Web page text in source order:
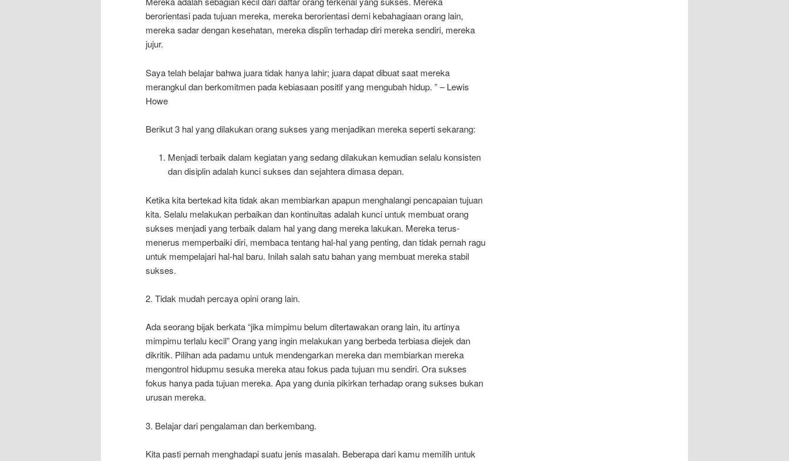
berorientasi pada tujuan mereka, mereka berorientasi demi kebahagiaan orang lain,
mereka sadar dengan kesehatan, mereka displin terhadap diri mereka sendiri, mereka
jujur.
Saya telah belajar bahwa juara tidak hanya lahir; juara dapat dibuat saat mereka
merangkul dan berkomitmen pada kebiasaan positif yang mengubah hidup. ” – Lewis
Howe
Berikut 3 hal yang dilakukan orang sukses yang menjadikan mereka seperti sekarang:
Menjadi terbaik dalam kegiatan yang sedang dilakukan kemudian selalu konsisten
dan disiplin adalah kunci sukses dan sejahtera dimasa depan.
Ketika kita bertekad kita tidak akan membiarkan apapun menghalangi pencapaian tujuan
kita. Selalu melakukan perbaikan dan kontinuitas adalah kunci untuk membuat orang
sukses menjadi yang terbaik dalam hal yang dang mereka lakukan. Mereka terus-
menerus memperbaiki diri, membaca tentang hal-hal yang penting, dan tidak pernah ragu
untuk mempelajari hal-hal baru. Inilah salah satu bahan yang membuat mereka stabil
sukses.
2. Tidak mudah percaya opini orang lain.
Ada seorang bijak berkata “jika mimpimu belum ditertawakan orang lain, itu artinya
mimpimu terlalu kecil” Orang yang ingin melakukan yang berbeda terbiasa diejek dan
dikritik. Pilihan ada padamu untuk mendengarkan mereka dan membiarkan mereka
mengontrol hidupmu sesuka mereka atau fokus pada tujuan mu sendiri. Ora sukses
fokus hanya pada tujuan mereka. Apa yang dunia pikirkan terhadap orang sukses bukan
urusan mereka.
3. Belajar dari pengalaman dan berkembang.
Kita pasti pernah menghadapi suatu jenis masalah. Beberapa dari kamu memilih untuk